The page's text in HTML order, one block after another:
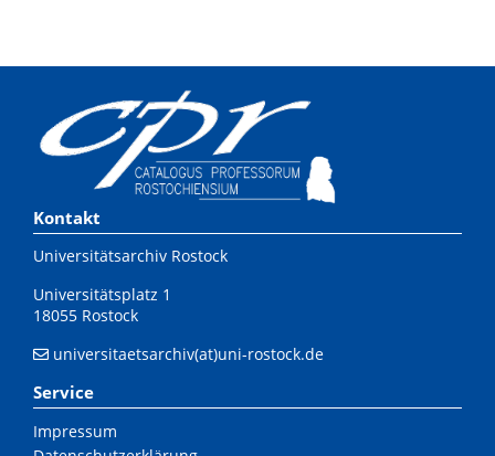
Kontakt
Universitätsarchiv Rostock
Universitätsplatz 1
18055 Rostock
universitaetsarchiv(at)uni-rostock.de
Service
Impressum